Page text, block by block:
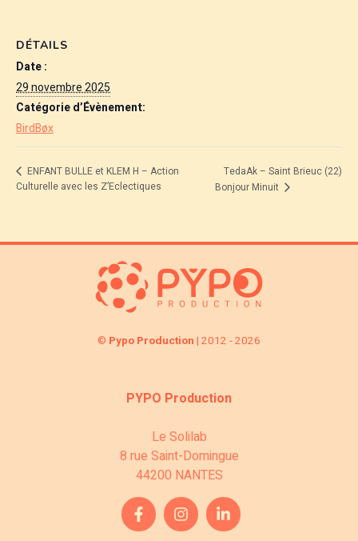
DÉTAILS
Date :
29 novembre 2025
Catégorie d’Évènement:
BirdBøx
ENFANT BULLE et KLEM H – Action
Culturelle avec les Z’Eclectiques
TedaAk – Saint Brieuc (22)
Bonjour Minuit
© Pypo Production | 2012 - 2026
PYPO Production
Le Solilab
8 rue Saint-Domingue
44200 NANTES